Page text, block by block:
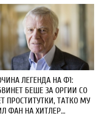
ЛЕГЕНДА НА Ф1:
БЕШЕ ЗА ОРГИИ СО
ПРОСТИТУТКИ, ТАТКО МУ
ФАН НА ХИТЛЕР...